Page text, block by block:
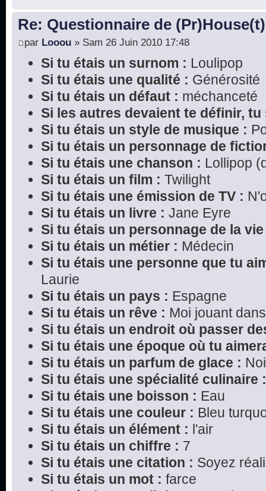
Re: Questionnaire de (Pr)House(t)
par Looou » Sam 26 Juin 2010 17:48
Si tu étais un surnom : Loulipop
Si tu étais une qualité : Générosité
Si tu étais un défaut : méchanceté
Si les autres devaient te définir, tu
Si tu étais un style de musique :
Si tu étais un personnage de
Si tu étais une chanson : Lollipop
Si tu étais un film : Twilight
Si tu étais une émission de TV :
Si tu étais un livre : Jane Eyre
Si tu étais un personnage de la
Si tu étais un métier : Médecin
Si tu étais une personne que tu
Laurie
Si tu étais un pays : Espagne
Si tu étais un rêve : Moi jouant
Si tu étais un endroit où passer
Si tu étais une époque où tu
Si tu étais un parfum de glace :
Si tu étais une spécialité culinaire :
Si tu étais une boisson : Eau
Si tu étais une couleur : Bleu
Si tu étais un élément : l'air
Si tu étais un chiffre : 7
Si tu étais une citation : Soyez
Si tu étais un mot : farce